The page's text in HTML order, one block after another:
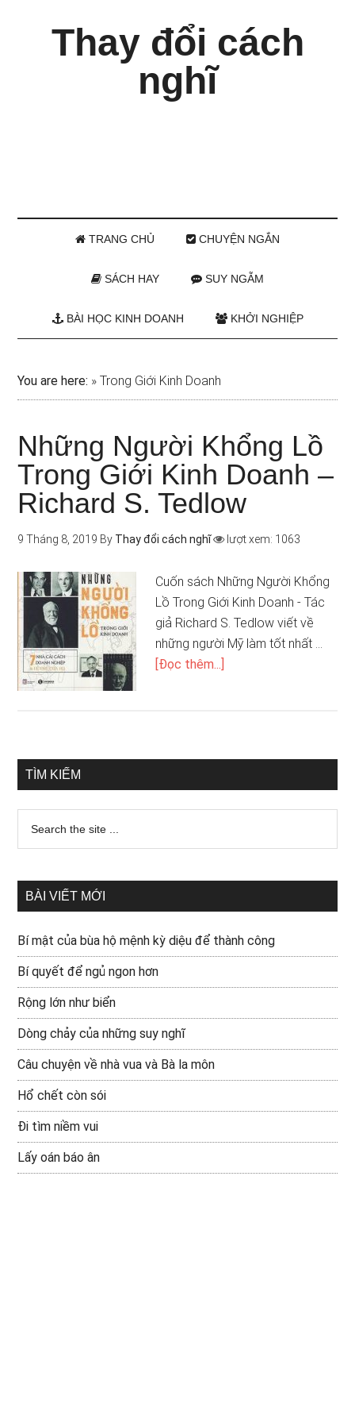
Thay đổi cách
nghĩ
TRANG CHỦ CHUYỆN NGẮN
SÁCH HAY SUY NGẪM
BÀI HỌC KINH DOANH KHỞI NGHIỆP
You are here: »Trong Giới Kinh Doanh
Những Người Khổng Lồ
Trong Giới Kinh Doanh –
Richard S. Tedlow
9 Tháng 8, 2019 By Thay đổi cách nghĩ lượt xem: 1063
Cuốn sách Những Người Khổng
Lồ Trong Giới Kinh Doanh - Tác
giả Richard S. Tedlow viết về
những người Mỹ làm tốt nhất …
[Đọc thêm...]
TÌM KIẾM
BÀI VIẾT MỚI
Bí mật của bùa hộ mệnh kỳ diệu để thành công
Bí quyết để ngủ ngon hơn
Rộng lớn như biển
Dòng chảy của những suy nghĩ
Câu chuyện về nhà vua và Bà la môn
Hổ chết còn sói
Đi tìm niềm vui
Lấy oán báo ân